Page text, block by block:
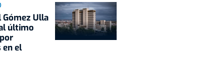
Ulla
último
en el